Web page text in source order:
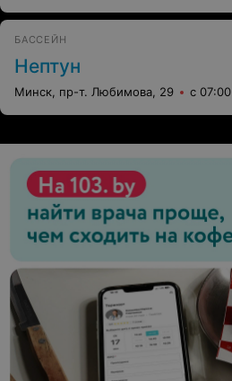
БАССЕЙН
Нептун
Минск, пр-т. Любимова, 29 с 07:00